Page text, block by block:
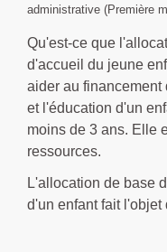
administrative (Première
Qu'est-ce que
d'accueil du jeune
aider au financement
et l'éducation d'un
moins de 3 ans. Elle
ressources.
L'allocation de base
d'un enfant fait l'objet